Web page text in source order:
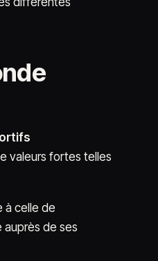
valeurs fortes telles
à celle de
de ses